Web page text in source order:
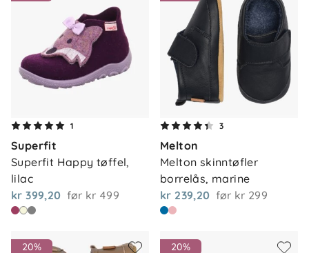
1
Superfit
Superfit Happy tøffel,
lilac
kr 399,20 før kr 499
3
Melton
Melton skinntøfler
borrelås, marine
kr 239,20 før kr 299
20% 20%